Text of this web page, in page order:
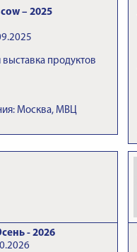
– 2025
продуктов
Москва, МВЦ
- 2026